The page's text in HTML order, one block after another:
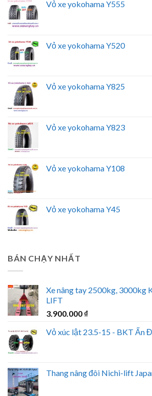
Vỏ xe yokohama Y555
Vỏ xe yokohama Y520
Vỏ xe yokohama Y825
Vỏ xe yokohama Y823
Vỏ xe yokohama Y108
Vỏ xe yokohama Y45
BÁN CHẠY NHẤT
Xe nâng tay 2500kg, 3000kg
LIFT
3.900.000 ₫
Vỏ xúc lật 23.5-15 - BKT Ấn
Thang nâng đôi Nichi-lift